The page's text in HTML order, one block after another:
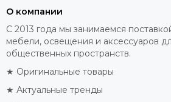
О компании
С 2013 года мы занимаемся
мебели, освещения и аксессуаров
общественных пространств.
★ Оригинальные товары
★ Актуальные тренды